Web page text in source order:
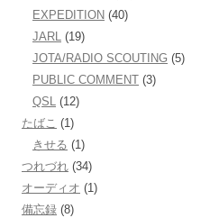
EXPEDITION (40)
JARL (19)
JOTA/RADIO SCOUTING (5)
PUBLIC COMMENT (3)
QSL (12)
たばこ (1)
きせる (1)
つれづれ (34)
オーディオ (1)
備忘録 (8)